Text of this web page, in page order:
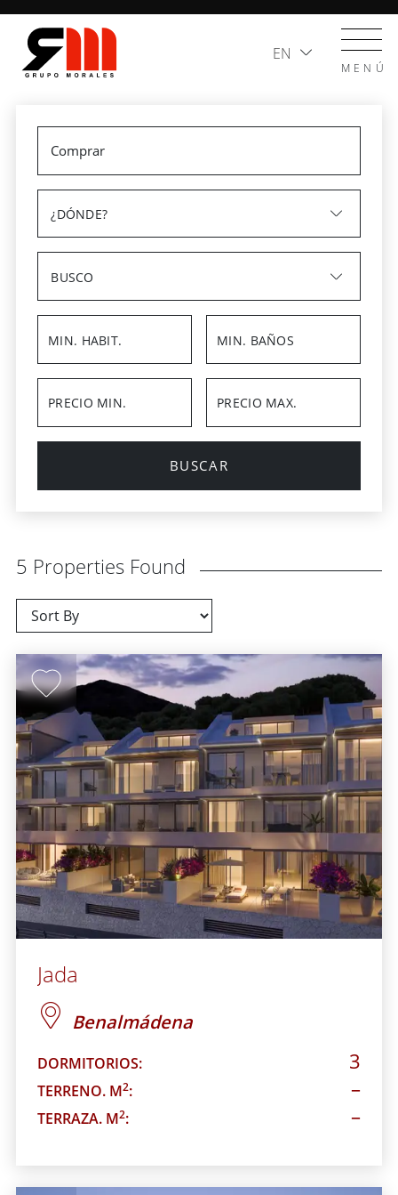
EN
MENÚ
BUSCAR
5 Properties Found
Jada
Benalmádena
DORMITORIOS: 3
TERRENO. M2: –
TERRAZA. M2: –